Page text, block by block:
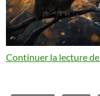
Continuer la lecture de